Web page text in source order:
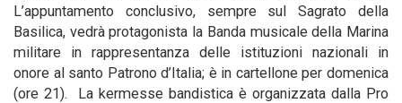
L’appuntamento conclusivo, sempre sul Sagrato della
Basilica, vedrà protagonista la Banda musicale della Marina
militare in rappresentanza delle istituzioni nazionali in
onore al santo Patrono d’Italia; è in cartellone per domenica
(ore 21). La kermesse bandistica è organizzata dalla Pro